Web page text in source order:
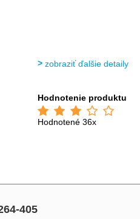
zobraziť ďalšie detaily
Hodnotenie produktu
Hodnotené 36x
405